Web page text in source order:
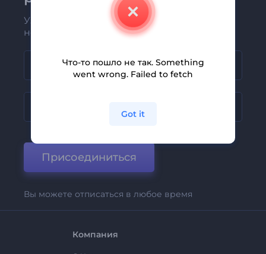
Узнавайте о последних новостях и
новых предложениях первыми
Присоединиться
Вы можете отписаться в любое время
Компания
Что-то пошло не так. Something
went wrong. Failed to fetch
Got it